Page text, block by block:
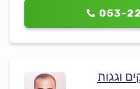
053-
וגגות